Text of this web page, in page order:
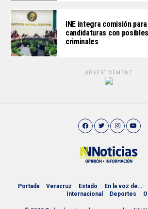
INE integra comisión
candidaturas con
criminales
ADVERTISEMENT
Portada Veracruz Estado En la voz de…
Internacional
Deportes